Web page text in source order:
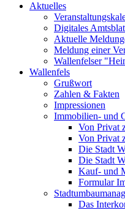
Aktuelles
Digitales
Aktuelle
Meldung einer
Wallenfelser
Wallenfels
Grußwort
Zahlen & Fakten
Impressionen
Immobilien- und
Von Privat
Von Privat
Die Stadt
Die Stadt
Kauf- und
Formular
Das